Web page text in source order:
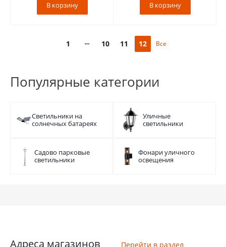
В корзину В корзину
1 10 11 12 Все
Популярные категории
Светильники на
солнечных батареях
Уличные
светильники
Садово парковые
светильники
Фонари уличного
освещения
Адреса магазинов Перейти в раздел